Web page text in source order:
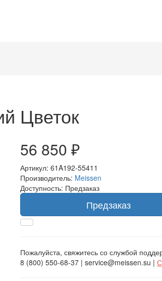
Цветок
56 850 ₽
Артикул: 61A192-55411
Производитель: Meissen
Доступность: Предзаказ
Предзаказ
Пожалуйста, свяжитесь со службой
8 (800) 550-68-37 | service@meissen.su |